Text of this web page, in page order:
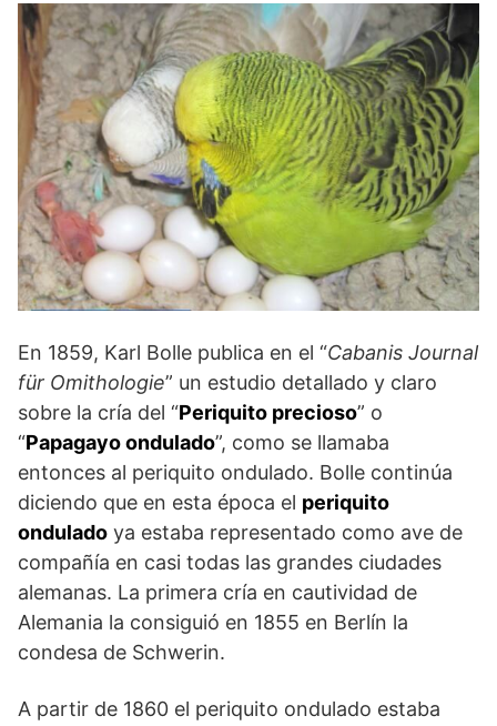
En 1859, Karl Bolle publica en el “Cabanis Journal
für Omithologie” un estudio detallado y claro
sobre la cría del “Periquito precioso” o
“Papagayo ondulado”, como se llamaba
entonces al periquito ondulado. Bolle continúa
diciendo que en esta época el periquito
ondulado ya estaba representado como ave de
compañía en casi todas las grandes ciudades
alemanas. La primera cría en cautividad de
Alemania la consiguió en 1855 en Berlín la
condesa de Schwerin.
A partir de 1860 el periquito ondulado estaba